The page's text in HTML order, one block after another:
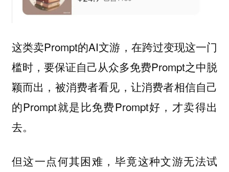
这类卖Prompt的AI文游，在跨过变现这一门
槛时，要保证自己从众多免费Prompt之中脱
颖而出，被消费者看见，让消费者相信自己
的Prompt就是比免费Prompt好，才卖得出
去。
但这一点何其困难，毕竟这种文游无法试